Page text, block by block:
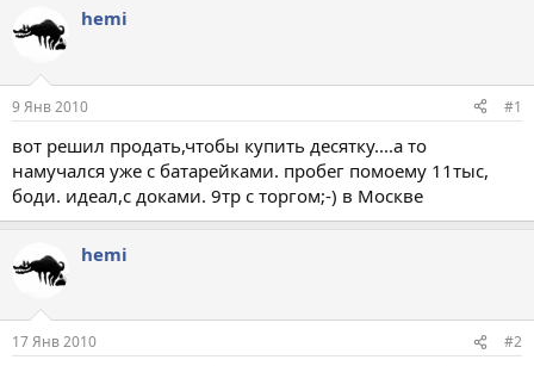
т
м
а
а
hemi
9 Янв 2010 #1
вот решил продать,чтобы купить десятку....а то
намучался уже с батарейками. пробег помоему 11тыс,
боди. идеал,с доками. 9тр с торгом;-) в Москве
hemi
17 Янв 2010 #2